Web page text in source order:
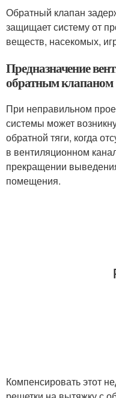
Обратный клапан
защищает систему от
веществ, насекомых,
Предназначение
обратным клапаном
При неправильном
системы может
обратной тяги, когда
в вентиляционном
прекращении
помещения.
Компенсировать этот